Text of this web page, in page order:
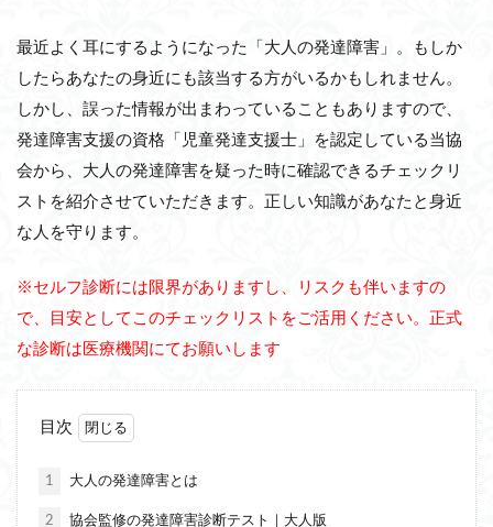
最近よく耳にするようになった「大人の発達障害」。もしか
したらあなたの身近にも該当する方がいるかもしれません。
しかし、誤った情報が出まわっていることもありますので、
発達障害支援の資格「児童発達支援士」を認定している当協
会から、大人の発達障害を疑った時に確認できるチェックリ
ストを紹介させていただきます。正しい知識があなたと身近
な人を守ります。
※セルフ診断には限界がありますし、リスクも伴いますの
で、目安としてこのチェックリストをご活用ください。正式
な診断は医療機関にてお願いします
目次
1 大人の発達障害とは
2 協会監修の発達障害診断テスト｜大人版